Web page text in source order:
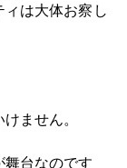
は大体お察し
ません。
台なのです